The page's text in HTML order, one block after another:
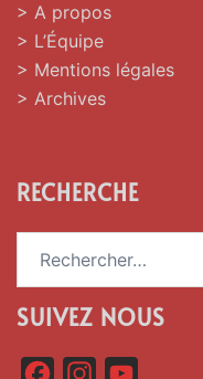
> A propos
> L’Équipe
> Mentions légales
> Archives
RECHERCHE
SUIVEZ NOUS